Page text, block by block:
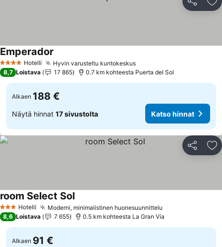
Jaa
4 Tähtiluokitus
Hotelli Hyvin varusteltu kuntokeskusKatso hinnat
Emperador
8,7 Loistava 17 865 0.7 km kohteesta Puerta del Sol
Alkaen 188 €
Näytä hinnat 17 sivustolta Katso hinnat
Jaa
3 Tähtiluokitus
Hotelli Moderni, minimalistinen huonesuunnittelu
room Select SolKatso hinnat
8,6 Loistava 7 655 0.5 km kohteesta La Gran Vía
Alkaen 91 €